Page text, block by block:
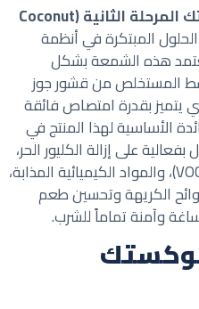
فلوكستك المرحلة الثانية (Coconut
المبتكرة في أنظمة
تعتمد هذه الشمعة بشكل
المستخلص من قشور جوز
يتميز بقدرة امتصاص فائقة
الأساسية لهذا المنتج في
على إزالة الكليور الحر،
والمركبات العضوية المتطايرة (VOCs)، والمواد الكيميائية المذابة،
الكريهة وتحسين طعم
وآمنة تماماً للشرب.